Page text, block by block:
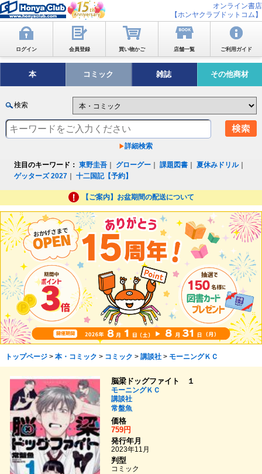
オンライン書店
【ホンヤクラブドットコム】
ログイン 会員登録 買い物かご 店舗一覧 ご利用ガイド
本 コミック 雑誌 その他商材
検索
詳細検索
注目のキーワード： 東野圭吾 グローグー ｜課題図書 ｜夏休みドリル｜
ゲッターズ 2027 ｜十二国記【予約】
【ご案内】お盆期間の配送について
トップページ> 本・コミック > コミック > 講談社> モーニングＫＣ
脳梁ドッグファイト １
モーニングＫＣ
講談社
常盤魚
価格
759円
発行年月
2023年11月
判型
コミック